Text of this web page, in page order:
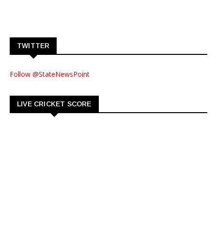
TWITTER
Follow @StateNewsPoint
LIVE CRICKET SCORE